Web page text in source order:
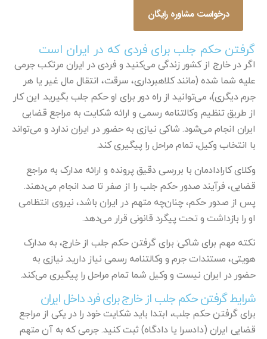
درخواست مشاوره رایگان
گرفتن حکم جلب برای فردی که در ایران است
اگر در خارج از کشور زندگی می‌کنید و فردی در ایران مرتکب جرمی
علیه شما شده (مانند کلاهبرداری، سرقت، انتقال مال غیر یا هر
جرم دیگری)، می‌توانید از راه دور برای او حکم جلب بگیرید. این کار
از طریق تنظیم وکالتنامه رسمی و ارائه شکایت به مراجع قضایی
ایران انجام می‌شود. شاکی نیازی به حضور در ایران ندارد و می‌تواند
با انتخاب وکیل، تمام مراحل را پیگیری کند.
وکلای کارادادمان با بررسی دقیق پرونده و ارائه مدارک به مراجع
قضایی، فرآیند صدور حکم جلب را از صفر تا صد انجام می‌دهند.
پس از صدور حکم، چنان‌چه متهم در ایران باشد، نیروی انتظامی
او را بازداشت و تحت پیگرد قانونی قرار می‌دهد.
نکته مهم برای شاکی: برای گرفتن حکم جلب از خارج، به مدارک
هویتی، مستندات جرم و وکالتنامه رسمی نیاز دارید. نیازی به
حضور در ایران نیست و وکیل شما تمام مراحل را پیگیری می‌کند.
شرایط گرفتن حکم جلب از خارج برای فرد داخل ایران
برای گرفتن حکم جلب، ابتدا باید شکایت خود را در یکی از مراجع
قضایی ایران (دادسرا یا دادگاه) ثبت کنید. جرمی که به آن متهم